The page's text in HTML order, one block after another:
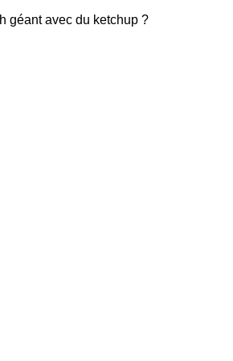
géant avec du ketchup ?